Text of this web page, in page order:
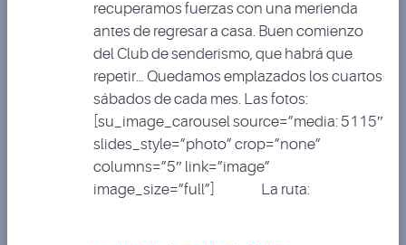
recuperamos fuerzas con una merienda
antes de regresar a casa. Buen comienzo
del Club de senderismo, que habrá que
repetir… Quedamos emplazados los cuartos
sábados de cada mes. Las fotos:
[su_image_carousel source=”media: 5115″
slides_style=”photo” crop=”none”
columns=”5″ link=”image”
image_size=”full”] La ruta: